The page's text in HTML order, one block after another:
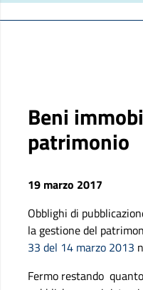
Beni
patrimonio
19 marzo 2017
Obblighi di
la gestione del
33 del 14 marzo 2013
Fermo restando